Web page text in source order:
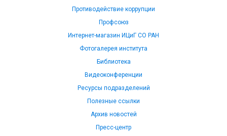
Противодействие коррупции
Профсоюз
Интернет-магазин ИЦиГ СО РАН
Фотогалерея института
Библиотека
Видеоконференции
Ресурсы подразделений
Полезные ссылки
Архив новостей
Пресс-центр